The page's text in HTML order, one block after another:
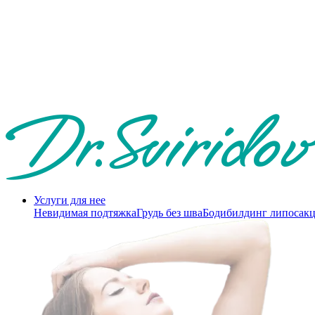
Услуги для нее
Невидимая подтяжкаГрудь без шваБодибилдинг